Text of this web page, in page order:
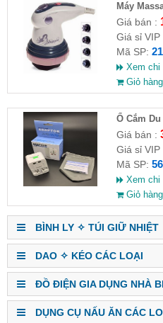
Máy
HĐ )
Giá bán :
Giá sỉ VIP
Mã SP:
Xem chi
Giỏ hàng
Ổ Cắm
Giá bán :
Giá sỉ VIP
Mã SP:
Xem chi
Giỏ hàng
BÌNH LY ✧ TÚI GIỮ NHIỆT
DAO ✧ KÉO CÁC LOẠI
ĐỒ ĐIỆN GIA DỤNG NHÀ
DỤNG CỤ NẤU ĂN CÁC